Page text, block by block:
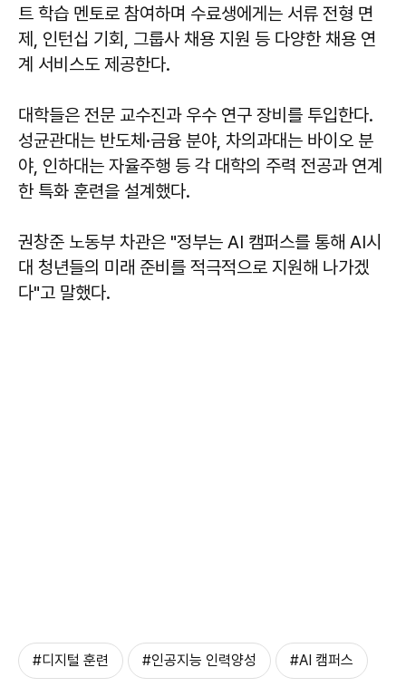
트 학습 멘토로 참여하며 수료생에게는 서류 전형 면
제, 인턴십 기회, 그룹사 채용 지원 등 다양한 채용 연
계 서비스도 제공한다.
대학들은 전문 교수진과 우수 연구 장비를 투입한다.
성균관대는 반도체·금융 분야, 차의과대는 바이오 분
야, 인하대는 자율주행 등 각 대학의 주력 전공과 연계
한 특화 훈련을 설계했다.
권창준 노동부 차관은 "정부는 AI 캠퍼스를 통해 AI시
대 청년들의 미래 준비를 적극적으로 지원해 나가겠
다"고 말했다.
#디지털 훈련 #인공지능 인력양성 #AI 캠퍼스